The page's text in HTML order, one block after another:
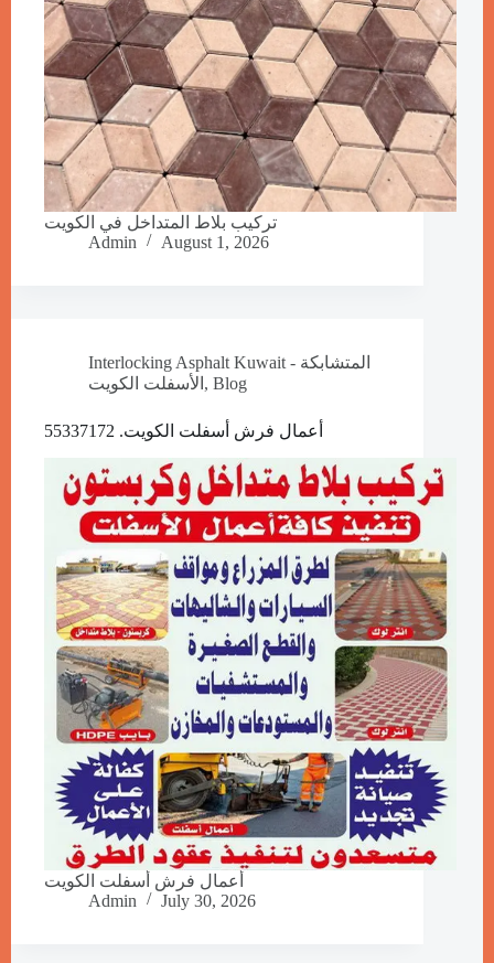
تركيب بلاط المتداخل في الكويت
Admin
August 1, 2026
Interlocking Asphalt Kuwait - المتشابكة
الأسفلت الكويت , Blog
أعمال فرش أسفلت الكويت. 55337172
أعمال فرش أسفلت الكويت
Admin
July 30, 2026